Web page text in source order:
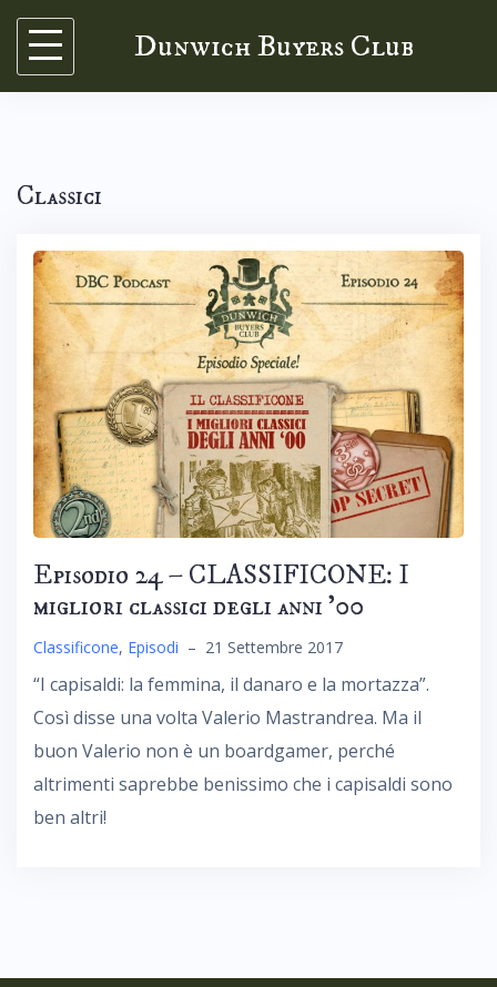
Skip
content
Dunwich Buyers Club
Classici
Episodio 24 – CLASSIFICONE: I
migliori classici degli anni ’00
Classificone, Episodi – 21 Settembre 2017
“I capisaldi: la femmina, il danaro e la mortazza”.
Così disse una volta Valerio Mastrandrea. Ma il
buon Valerio non è un boardgamer, perché
altrimenti saprebbe benissimo che i capisaldi sono
ben altri!